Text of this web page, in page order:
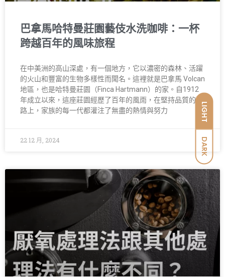
LIGHT
DARK
巴拿馬哈特曼莊園藝伎水洗咖啡：一杯
跨越百年的風味旅程
在中美洲的高山深處，有一個地方，它以濃密的森林、活躍
的火山和豐富的生物多樣性而聞名。這裡就是巴拿馬 Volcan
地區，也是哈特曼莊園（Finca Hartmann）的家。自1912
年成立以來，這座莊園經歷了百年的風雨，在堅持品質的道
路上，家族的每一代都灌注了無盡的熱情與努力
22 12 月, 2024